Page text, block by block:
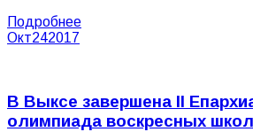
Подробнее
Окт242017
В Выксе завершена II
олимпиада воскресных школ